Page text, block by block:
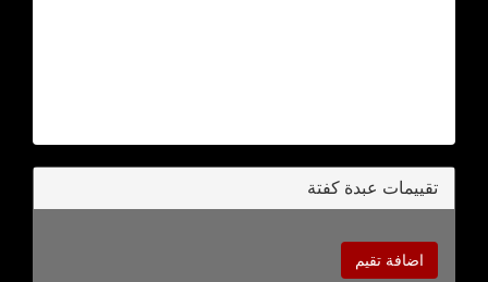
تقييمات عبدة كفتة
اضافة تقيم